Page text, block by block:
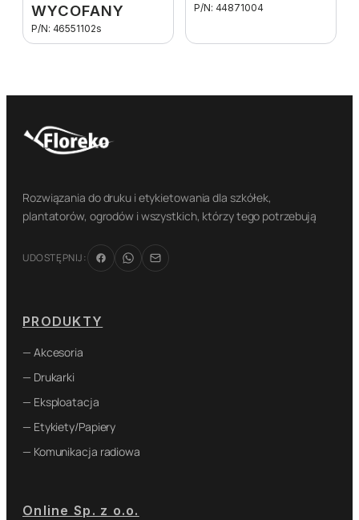
WYCOFANY
P/N: 46551102s
P/N: 44871004
Rozwiązania do druku i etykietowania dla szkółek,
plantatorów, ogrodów i wszystkich, którzy tego potrzebują
UDOSTĘPNIJ:
PRODUKTY
— Akcesoria
— Drukarki
— Eksploatacja
— Etykiety/Papiery
— Komunikacja radiowa
Online Sp. z o.o.